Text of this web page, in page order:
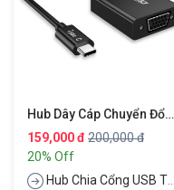
Hub Dây Cáp Chuyển Đổi Type-C Thành Cổng VGA Full HD Chuẩn 1080P Hiệu CHOETECH V01
159,000 đ 200,000 đ
20% Off
Hub Chia Cổng USB Type-C